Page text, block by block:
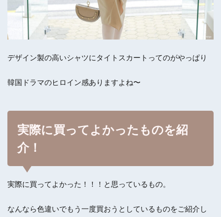
デザイン製の高いシャツにタイトスカートってのがやっぱり
韓国ドラマのヒロイン感ありますよね〜
実際に買ってよかったものを紹
介！
実際に買ってよかった！！！と思っているもの。
なんなら色違いでもう一度買おうとしているものをご紹介し